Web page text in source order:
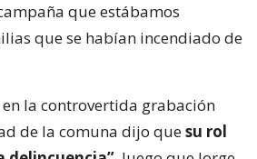
que estábamos
que se habían incendiado de
la controvertida grabación
de la comuna dijo quesu rol